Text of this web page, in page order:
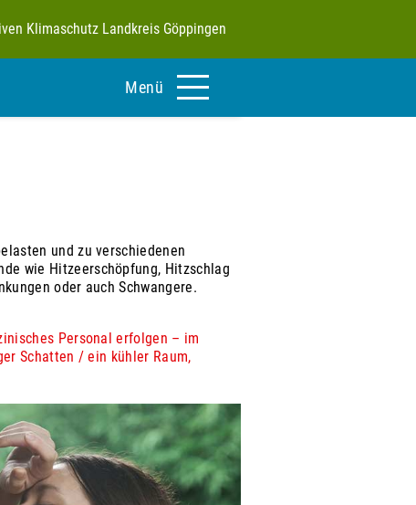
Klimaschutz Landkreis Göppingen
Menü
und zu verschiedenen
wie Hitzeerschöpfung, Hitzschlag
oder auch Schwangere.
Personal erfolgen – im
Schatten / ein kühler Raum,